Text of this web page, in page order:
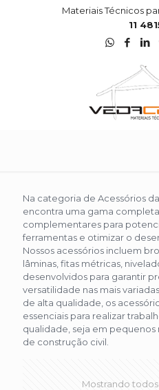
Materiais Técnicos
11
Na categoria de Acessórios
encontra uma gama
complementares para
ferramentas e otimizar o
Nossos acessórios incluem
lâminas, fitas métricas,
desenvolvidos para garantir
versatilidade nas mais
de alta qualidade, os
essenciais para realizar
qualidade, seja em
de construção civil.
Mostrando